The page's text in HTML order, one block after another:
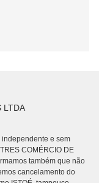
LTDA
independente e sem
COMÉRCIO DE
também que não
cancelamento do